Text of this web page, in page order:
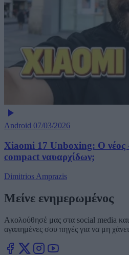
Android 07/03/2026
Xiaomi 17 Unboxing: Ο νέος
compact ναυαρχίδων;
Dimitrios Amprazis
Μείνε ενημερωμένος
Ακολούθησέ μας στα social media
αγαπημένες σου πηγές για να μη